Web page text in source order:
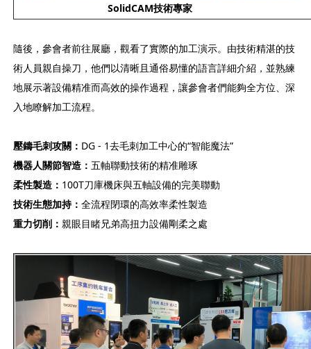
SolidCAM技術專家
隨後，參會者前往展廳，觀看了實際的加工演示。由技術精湛的技
術人員親自操刀，他們以清晰且通俗易懂的語言詳細介紹，並熟練
地展示著設備精准而高效的操作過程，讓參會者們能夠全方位、深
入地瞭解加工流程。
壓鑄毛刺攻關： DG - 1去毛刺加工中心的“智能魔法”
機器人關節智造：五軸聯動技術的精准雕琢
柔性製造： 100T刀庫機床與五軸設備的完美聯動
技術生態加持：全流程閉環的高效率柔性製造
重力切削：親眼目睹兄弟高扭力設備剛柔之處